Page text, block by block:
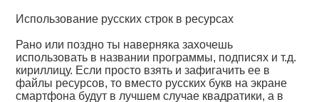
Использование русских строк в ресурсах
Рано или поздно ты наверняка захочешь
использовать в названии программы, подписях и т.д.
кириллицу. Если просто взять и зафигачить ее в
файлы ресурсов, то вместо русских букв на экране
смартфона будут в лучшем случае квадратики, а в